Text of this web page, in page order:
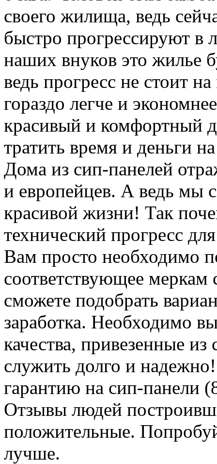
своего жилища, ведь
быстро прогрессируют
наших внуков это жилье
ведь прогресс не стоит
гораздо легче и
красивый и комфортный
тратить время и деньги
Дома из сип-панелей
и европейцев. А ведь мы
красивой жизни! Так
технический прогресс
Вам просто необходимо
соответствующее меркам
сможете подобрать
заработка. Необходимо
качества, привезенные
служить долго и
гарантию на сип-панели
Отзывы людей
положительные.
лучше.